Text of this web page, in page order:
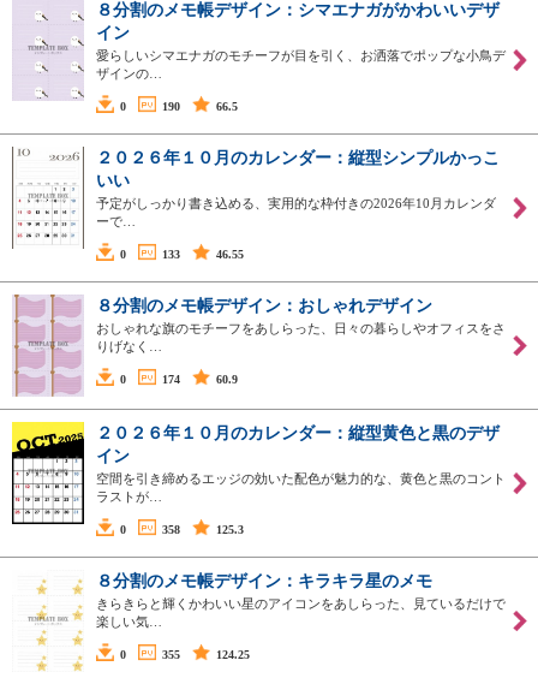
８分割のメモ帳デザイン：シマエナガがかわいいデザ
イン
愛らしいシマエナガのモチーフが目を引く、お洒落でポップな小鳥デ
ザインの…
0 190 66.5
２０２６年１０月のカレンダー：縦型シンプルかっこ
いい
予定がしっかり書き込める、実用的な枠付きの2026年10月カレンダ
ーで…
0 133 46.55
８分割のメモ帳デザイン：おしゃれデザイン
おしゃれな旗のモチーフをあしらった、日々の暮らしやオフィスをさ
りげなく…
0 174 60.9
２０２６年１０月のカレンダー：縦型黄色と黒のデザ
イン
空間を引き締めるエッジの効いた配色が魅力的な、黄色と黒のコント
ラストが…
0 358 125.3
８分割のメモ帳デザイン：キラキラ星のメモ
きらきらと輝くかわいい星のアイコンをあしらった、見ているだけで
楽しい気…
0 355 124.25